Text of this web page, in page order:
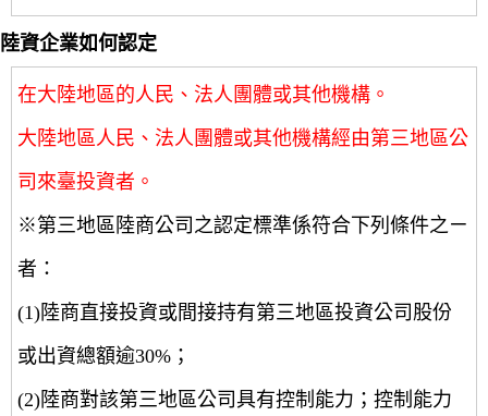
陸資企業如何認定
在大陸地區的人民、法人團體或其他機構。
大陸地區人民、法人團體或其他機構經由第三地區公
司來臺投資者。
※第三地區陸商公司之認定標準係符合下列條件之ㄧ
者：
(1)陸商直接投資或間接持有第三地區投資公司股份
或出資總額逾30%；
(2)陸商對該第三地區公司具有控制能力；控制能力